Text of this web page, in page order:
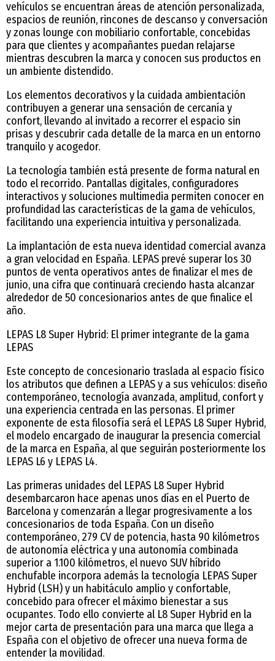
vehículos se encuentran áreas de atención personalizada,
espacios de reunión, rincones de descanso y conversación
y zonas lounge con mobiliario confortable, concebidas
para que clientes y acompañantes puedan relajarse
mientras descubren la marca y conocen sus productos en
un ambiente distendido.
Los elementos decorativos y la cuidada ambientación
contribuyen a generar una sensación de cercanía y
confort, llevando al invitado a recorrer el espacio sin
prisas y descubrir cada detalle de la marca en un entorno
tranquilo y acogedor.
La tecnología también está presente de forma natural en
todo el recorrido. Pantallas digitales, configuradores
interactivos y soluciones multimedia permiten conocer en
profundidad las características de la gama de vehículos,
facilitando una experiencia intuitiva y personalizada.
La implantación de esta nueva identidad comercial avanza
a gran velocidad en España. LEPAS prevé superar los 30
puntos de venta operativos antes de finalizar el mes de
junio, una cifra que continuará creciendo hasta alcanzar
alrededor de 50 concesionarios antes de que finalice el
año.
LEPAS L8 Super Hybrid: El primer integrante de la gama
LEPAS
Este concepto de concesionario traslada al espacio físico
los atributos que definen a LEPAS y a sus vehículos: diseño
contemporáneo, tecnología avanzada, amplitud, confort y
una experiencia centrada en las personas. El primer
exponente de esta filosofía será el LEPAS L8 Super Hybrid,
el modelo encargado de inaugurar la presencia comercial
de la marca en España, al que seguirán posteriormente los
LEPAS L6 y LEPAS L4.
Las primeras unidades del LEPAS L8 Super Hybrid
desembarcaron hace apenas unos días en el Puerto de
Barcelona y comenzarán a llegar progresivamente a los
concesionarios de toda España. Con un diseño
contemporáneo, 279 CV de potencia, hasta 90 kilómetros
de autonomía eléctrica y una autonomía combinada
superior a 1.100 kilómetros, el nuevo SUV híbrido
enchufable incorpora además la tecnología LEPAS Super
Hybrid (LSH) y un habitáculo amplio y confortable,
concebido para ofrecer el máximo bienestar a sus
ocupantes. Todo ello convierte al L8 Super Hybrid en la
mejor carta de presentación para una marca que llega a
España con el objetivo de ofrecer una nueva forma de
entender la movilidad.